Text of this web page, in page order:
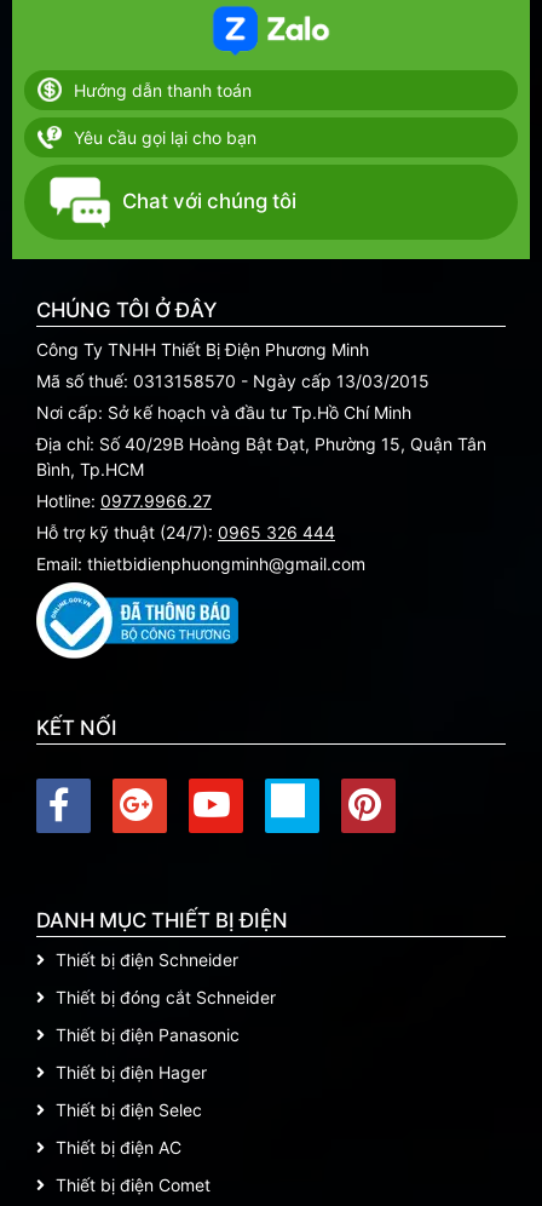
Hướng dẫn thanh toán
Yêu cầu gọi lại cho bạn
Chat với chúng tôi
CHÚNG TÔI Ở ĐÂY
Công Ty TNHH Thiết Bị Điện Phương Minh
Mã số thuế: 0313158570 - Ngày cấp 13/03/2015
Nơi cấp: Sở kế hoạch và đầu tư Tp.Hồ Chí Minh
Địa chỉ: Số 40/29B Hoàng Bật Đạt, Phường 15, Quận Tân
Bình, Tp.HCM
Hotline: 0977.9966.27
Hỗ trợ kỹ thuật (24/7): 0965 326 444
Email: thietbidienphuongminh@gmail.com
KẾT NỐI
DANH MỤC THIẾT BỊ ĐIỆN
Thiết bị điện Schneider
Thiết bị đóng cắt Schneider
Thiết bị điện Panasonic
Thiết bị điện Hager
Thiết bị điện Selec
Thiết bị điện AC
Thiết bị điện Comet